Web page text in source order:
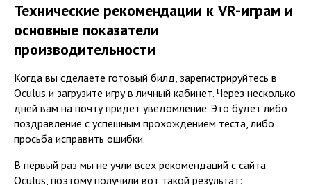
Технические рекомендации к VR-играм и
основные показатели
производительности
Когда вы сделаете готовый билд, зарегистрируйтесь в
Oculus и загрузите игру в личный кабинет. Через несколько
дней вам на почту придёт уведомление. Это будет либо
поздравление с успешным прохождением теста, либо
просьба исправить ошибки.
В первый раз мы не учли всех рекомендаций с сайта
Oculus, поэтому получили вот такой результат: